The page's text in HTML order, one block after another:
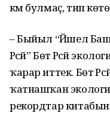
кәм булмаҫ, тип
– Быйыл “Йәшел
Рәсәй” Бөтә Рәсәй
ҡарар иттек. Бөтә
ҡатнашҡан
рекордтар